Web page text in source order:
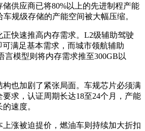
供应商已将80%以上的先进制程产能
规级存储的产能空间被大幅压缩。
快速推高内存需求。L2级辅助驾驶
满足基本需求，而城市领航辅助
言模型则将内存需求推至300GB以
也加剧了紧张局面。车规芯片必须满
求，认证周期长达18至24个月，产能
速度。
涨被迫提价，燃油车则持续加大折扣